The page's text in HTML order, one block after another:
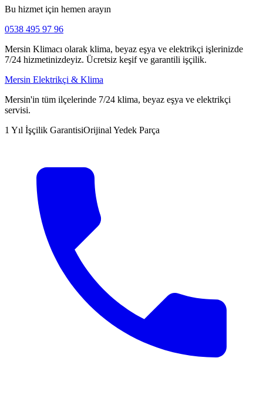
Bu hizmet için hemen arayın
0538 495 97 96
Mersin Klimacı olarak klima, beyaz eşya ve elektrikçi işlerinizde
7/24 hizmetinizdeyiz. Ücretsiz keşif ve garantili işçilik.
Mersin Elektrikçi & Klima
Mersin'in tüm ilçelerinde 7/24 klima, beyaz eşya ve elektrikçi
servisi.
1 Yıl İşçilik GarantisiOrijinal Yedek Parça